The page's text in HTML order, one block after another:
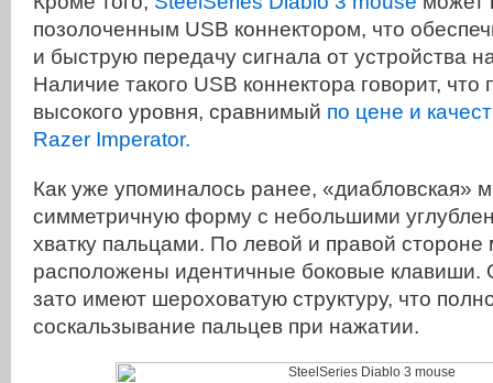
позолоченным USB коннектором, что
и быструю передачу сигнала от устройства
Наличие такого USB коннектора говорит,
высокого уровня, сравнимый по цене и
Razer Imperator.
Как уже упоминалось ранее, «диабловская»
симметричную форму с небольшими
хватку пальцами. По левой и правой
расположены идентичные боковые
зато имеют шероховатую структуру, что
соскальзывание пальцев при нажатии.